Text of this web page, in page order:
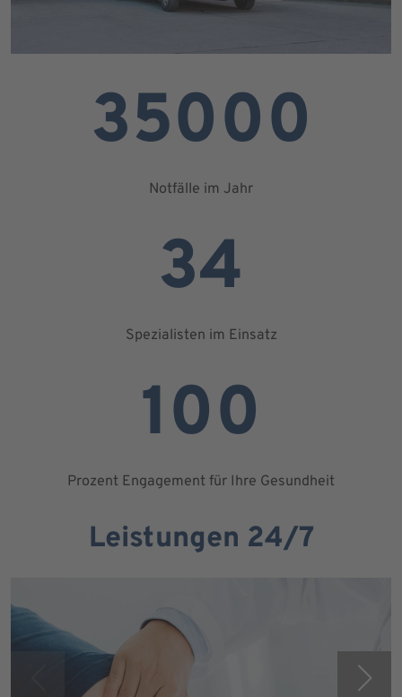
35000
Notfälle im Jahr
34
Spezialisten im Einsatz
100
Prozent Engagement für Ihre Gesundheit
Leistungen 24/7